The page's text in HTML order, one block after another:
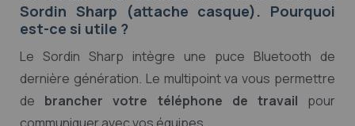
Sordin Sharp (attache casque). Pourquoi
est-ce si utile ?
Le Sordin Sharp intègre une puce Bluetooth de
dernière génération. Le multipoint va vous permettre
de brancher votre téléphone de travail pour